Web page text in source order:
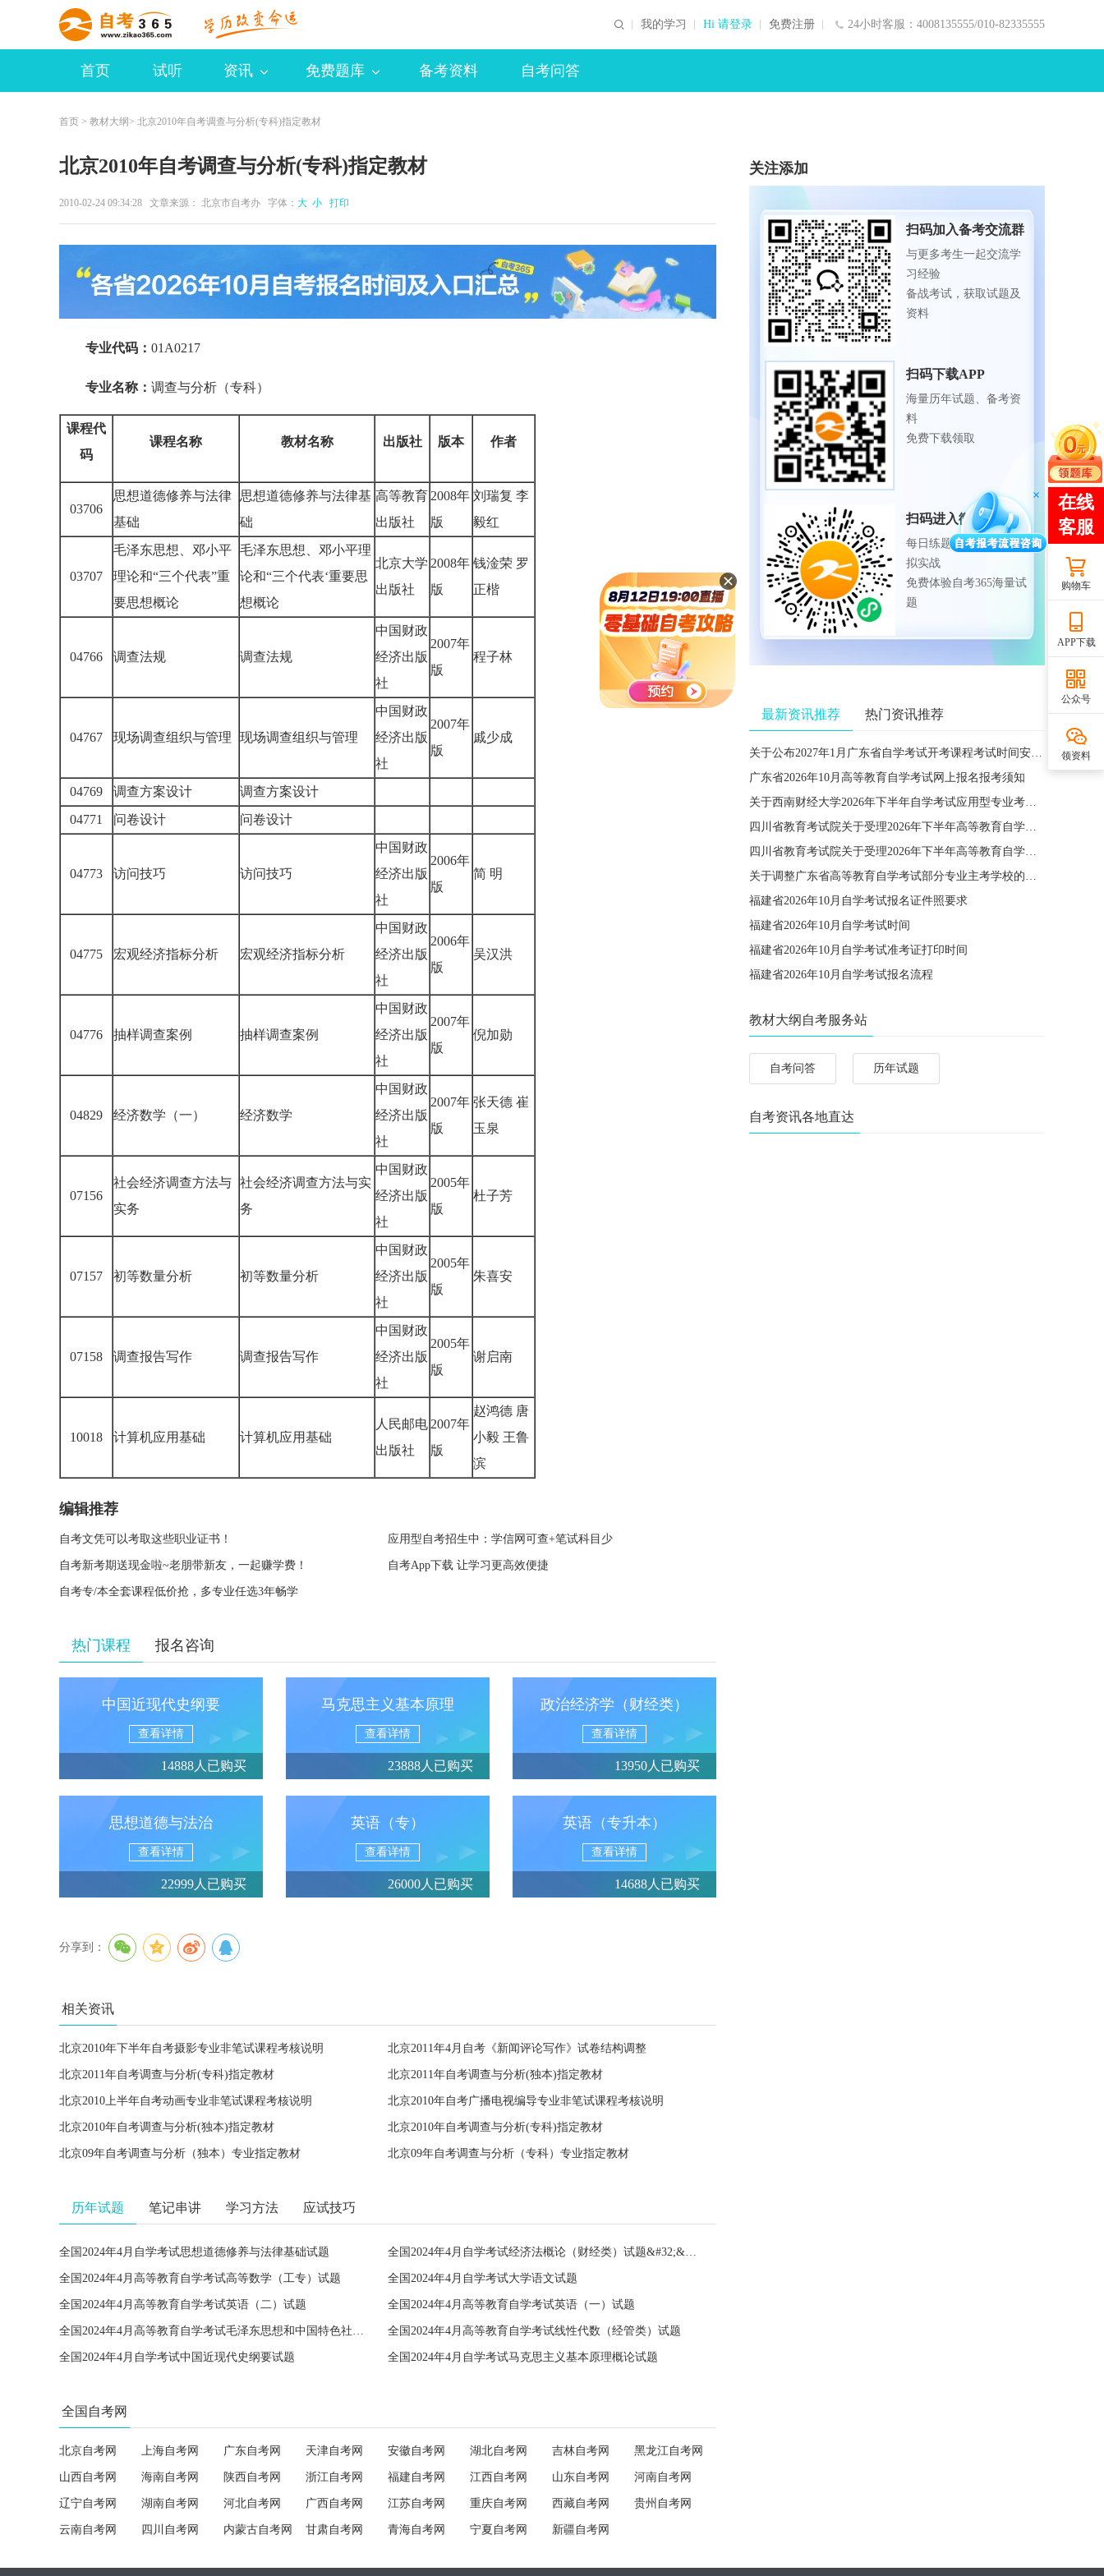
24小时客服：4008135555/010-82335555
我的学习 Hi 请登录 免费注册
首页 试听 资讯 免费题库 备考资料 自考问答
首页 > 教材大纲 > 北京2010年自考调查与分析(专科)指定教材
北京2010年自考调查与分析(专科)指定教材
2010-02-24 09:34:28 文章来源： 北京市自考办 字体： 大 小 打印
专业代码： 01A0217
专业名称： 调查与分析（专科）
课程代
码
课程名称 教材名称 出版社 版本 作者
03706
思想道德修养与法律
基础
思想道德修养与法律基
础
高等教育
出版社
2008年
版
刘瑞复 李
毅红
03707
毛泽东思想、邓小平
理论和“三个代表”重
要思想概论
毛泽东思想、邓小平理
论和“三个代表‘重要思
想概论
北京大学
出版社
2008年
版
钱淦荣 罗
正楷
04766 调查法规 调查法规
中国财政
经济出版
社
2007年
版
程子林
04767 现场调查组织与管理 现场调查组织与管理
中国财政
经济出版
社
2007年
版
戚少成
04769 调查方案设计
调查方案设计
04771
问卷设计 问卷设计
04773 访问技巧 访问技巧
中国财政
经济出版
社
2006年
版
简 明
04775 宏观经济指标分析 宏观经济指标分析
中国财政
经济出版
社
2006年
版
吴汉洪
04776 抽样调查案例 抽样调查案例
中国财政
经济出版
社
2007年
版
倪加勋
04829 经济数学（一） 经济数学
中国财政
经济出版
社
2007年
版
张天德 崔
玉泉
07156
社会经济调查方法与
实务
社会经济调查方法与实
务
中国财政
经济出版
社
2005年
版
杜子芳
07157 初等数量分析 初等数量分析
中国财政
经济出版
社
2005年
版
朱喜安
07158 调查报告写作 调查报告写作
中国财政
经济出版
社
2005年
版
谢启南
10018 计算机应用基础 计算机应用基础
人民邮电
出版社
2007年
版
赵鸿德 唐
小毅 王鲁
滨
编辑推荐
自考文凭可以考取这些职业证书！ 应用型自考招生中：学信网可查+笔试科目少
自考新考期送现金啦~老朋带新友，一起赚学费！ 自考App下载 让学习更高效便捷
自考专/本全套课程低价抢，多专业任选3年畅学
热门课程 报名咨询
中国近现代史纲要
查看详情
14888人已购买
马克思主义基本原理
查看详情
23888人已购买
政治经济学（财经类）
查看详情
13950人已购买
思想道德与法治
查看详情
22999人已购买
英语（专）
查看详情
26000人已购买
英语（专升本）
查看详情
14688人已购买
分享到：
相关资讯
北京2010年下半年自考摄影专业非笔试课程考核说明 北京2011年4月自考《新闻评论写作》试卷结构调整
北京2011年自考调查与分析(专科)指定教材 北京2011年自考调查与分析(独本)指定教材
北京2010上半年自考动画专业非笔试课程考核说明 北京2010年自考广播电视编导专业非笔试课程考核说明
北京2010年自考调查与分析(独本)指定教材 北京2010年自考调查与分析(专科)指定教材
北京09年自考调查与分析（独本）专业指定教材 北京09年自考调查与分析（专科）专业指定教材
历年试题 笔记串讲 学习方法 应试技巧
全国2024年4月自学考试思想道德修养与法律基础试题 全国2024年4月自学考试经济法概论（财经类）试题&#32;&#32;
全国2024年4月高等教育自学考试高等数学（工专）试题 全国2024年4月自学考试大学语文试题
全国2024年4月高等教育自学考试英语（二）试题 全国2024年4月高等教育自学考试英语（一）试题
全国2024年4月高等教育自学考试毛泽东思想和中国特色社会主义理论体系概论试题 全国2024年4月高等教育自学考试线性代数（经管类）试题
全国2024年4月自学考试中国近现代史纲要试题 全国2024年4月自学考试马克思主义基本原理概论试题
全国自考网
北京自考网 上海自考网 广东自考网 天津自考网 安徽自考网 湖北自考网 吉林自考网 黑龙江自考网
山西自考网 海南自考网 陕西自考网 浙江自考网 福建自考网 江西自考网 山东自考网 河南自考网
辽宁自考网 湖南自考网 河北自考网 广西自考网 江苏自考网 重庆自考网 西藏自考网 贵州自考网
云南自考网 四川自考网 内蒙古自考网 甘肃自考网 青海自考网 宁夏自考网 新疆自考网
关注添加
扫码加入备考交流群
与更多考生一起交流学
习经验
备战考试，获取试题及
资料
扫码下载APP
海量历年试题、备考资
料
免费下载领取
扫码进入微信小程序
每日练题巩固、考前模
拟实战
免费体验自考365海量试
题
最新资讯推荐 热门资讯推荐
关于公布2027年1月广东省自学考试开考课程考试时间安排和使用教材的通知
广东省2026年10月高等教育自学考试网上报名报考须知
关于西南财经大学2026年下半年自学考试应用型专业考籍更改办理的通知
四川省教育考试院关于受理2026年下半年高等教育自学考试省际转考申请的通告
四川省教育考试院关于受理2026年下半年高等教育自学考试考籍更改申请的通告
关于调整广东省高等教育自学考试部分专业主考学校的通知
福建省2026年10月自学考试报名证件照要求
福建省2026年10月自学考试时间
福建省2026年10月自学考试准考证打印时间
福建省2026年10月自学考试报名流程
教材大纲自考服务站
自考问答 历年试题
自考资讯各地直达
购物车
APP下载
公众号
领资料